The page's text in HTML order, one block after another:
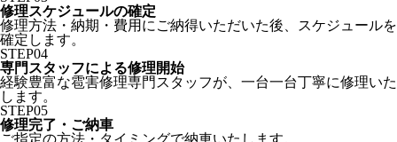
修理スケジュールの確定
修理方法・納期・費用にご納得いただいた後、スケジュールを
確定します。
STEP04
専門スタッフによる修理開始
経験豊富な雹害修理専門スタッフが、一台一台丁寧に修理いた
します。
STEP05
修理完了・ご納車